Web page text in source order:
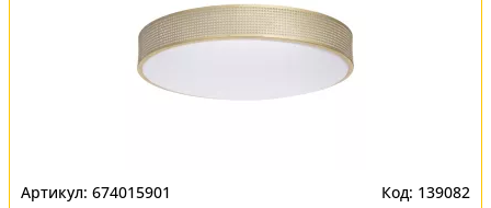
674015901 139082